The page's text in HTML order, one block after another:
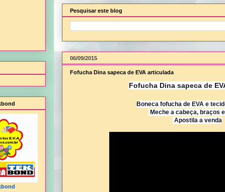
Pesquisar este blog
06/09/2015
Fofucha Dina sapeca de EVA articulada
Fofucha Dina sapeca de
Boneca fofucha de EVA e
Meche a cabeça, braços
Apostila a venda